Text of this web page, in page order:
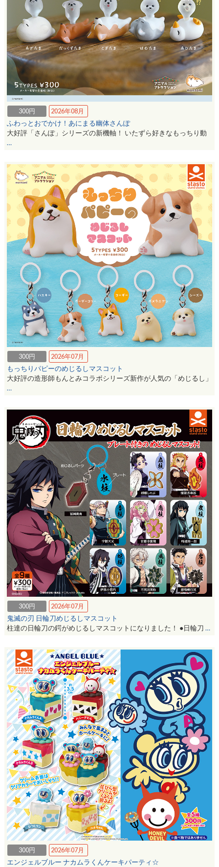
300円 2026年08月
ふわっとおでかけ！あにまる幽体さんぽ
大好評「さんぽ」シリーズの新機軸！ いたずら好きなもっちり動
…
300円 2026年07月
もっちりパピーのめじるしマスコット
大好評の造形師もんとみコラボシリーズ新作が人気の「めじるし」
…
300円 2026年07月
鬼滅の刃 日輪刀めじるしマスコット
柱達の日輪刀の鍔がめじるしマスコットになりました！ ●日輪刀 …
300円 2026年07月
エンジェルブルー ナカムラくんケーキパーティ☆